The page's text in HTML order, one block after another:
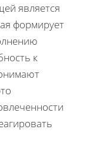
является
формирует
к